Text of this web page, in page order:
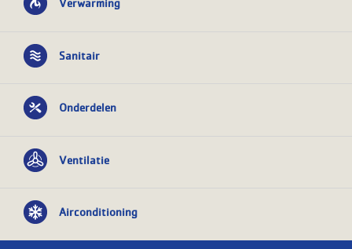
Sanitair
Onderdelen
Ventilatie
Airconditioning